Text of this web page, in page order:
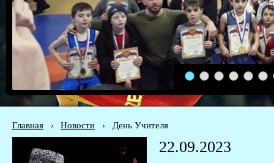
1 2 3 4 5 6
Главная › Новости › День Учителя
22.09.2023